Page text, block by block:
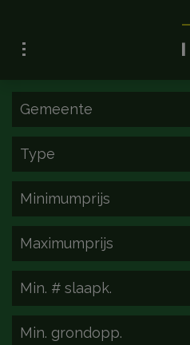
Gemeente
Type
Minimumprijs
Maximumprijs
Min. # slaapk.